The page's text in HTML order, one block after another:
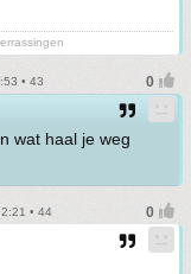
• 43
wat haal je weg
• 44